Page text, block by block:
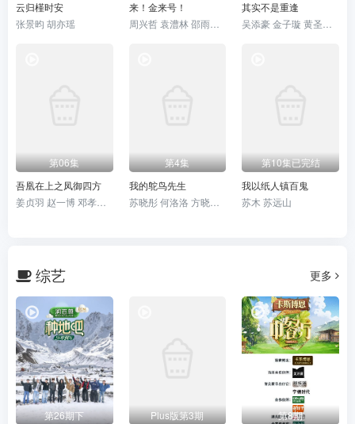
云归槿时安
张景昀 胡亦瑶
来！金来号！
周兴哲 袁澧林 邵雨薇 林思宇
其实不是重逢
第06集
吾凰在上之凤御四方
第4集
我的鸵鸟先生
苏晓彤 何洛洛 方晓东 王若衫 胡晓龙 贾笑涵
第10集已完结
我以纸人镇百鬼
苏木 苏远山
综艺 更多
第26期下
Plus版第3期
第8期